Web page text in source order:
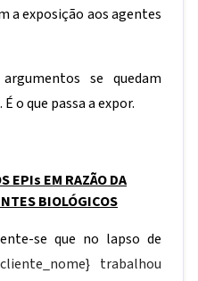
a exposição aos agentes
se quedam
o que passa a expor.
EPIs EM RAZÃO DA
BIOLÓGICOS
se que no lapso de
trabalhou